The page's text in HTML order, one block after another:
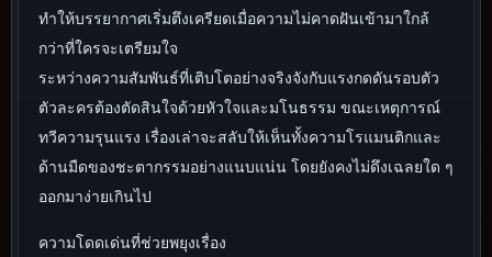
ทำให้บรรยากาศเริ่มตึงเครียดเมื่อความไม่คาดฝันเข้ามาใกล้
กว่าที่ใครจะเตรียมใจ
ระหว่างความสัมพันธ์ที่เติบโตอย่างจริงจังกับแรงกดดันรอบตัว
ตัวละครต้องตัดสินใจด้วยหัวใจและมโนธรรม ขณะเหตุการณ์
ทวีความรุนแรง เรื่องเล่าจะสลับให้เห็นทั้งความโรแมนติกและ
ด้านมืดของชะตากรรมอย่างแนบแน่น โดยยังคงไม่ดึงเฉลยใด ๆ
ออกมาง่ายเกินไป
ความโดดเด่นที่ช่วยพยุงเรื่อง